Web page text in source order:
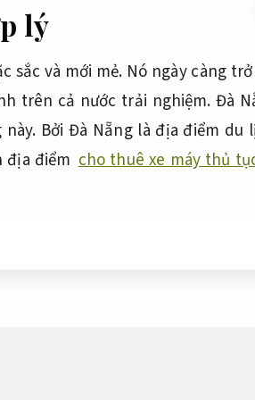
lý
sắc và mới mẻ. Nó ngày càng
trên cả nước trải nghiệm. Đà
Bởi Đà Nẵng là địa điểm du
địa điểm cho thuê xe máy thủ